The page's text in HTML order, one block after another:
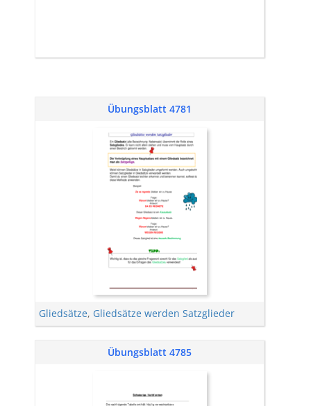
Übungsblatt 4781
Gliedsätze, Gliedsätze werden Satzglieder
Übungsblatt 4785